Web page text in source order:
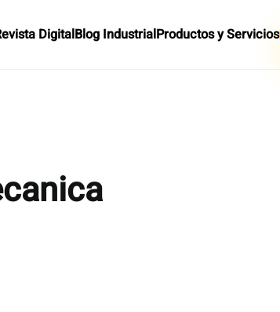
DigitalBlog IndustrialProductos y Servicios